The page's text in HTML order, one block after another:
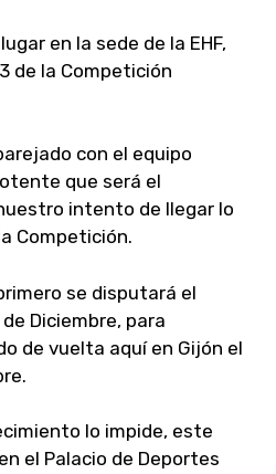
en la sede de la EHF,
de la Competición
con el equipo
que será el
intento de llegar lo
Competición.
se disputará el
Diciembre, para
de vuelta aquí en Gijón el
lo impide, este
el Palacio de Deportes